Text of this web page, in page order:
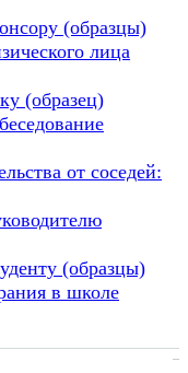
(образцы)
лица
(образец)
от соседей:
(образцы)
в школе